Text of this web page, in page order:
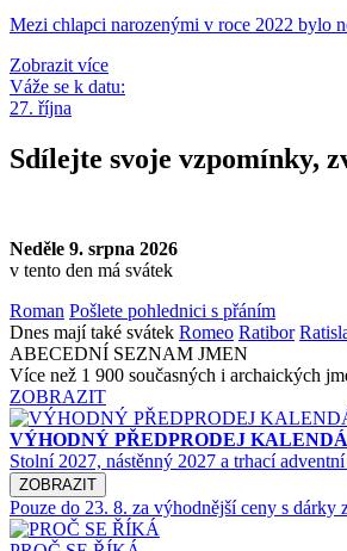
Mezi chlapci narozenými v roce 2022 bylo
Zobrazit více
Váže se k datu:
27. října
Sdílejte svoje vzpomínky,
Neděle 9. srpna 2026
v tento den má svátek
Roman Pošlete pohlednici s přáním
Dnes mají také svátek Romeo Ratibor
ABECEDNÍ SEZNAM JMEN
Více než 1 900 současných i archaických
ZOBRAZIT
VÝHODNÝ PŘEDPRODEJ
Stolní 2027, nástěnný 2027 a trhací
ZOBRAZIT
Pouze do 23. 8. za výhodnější ceny s dárky